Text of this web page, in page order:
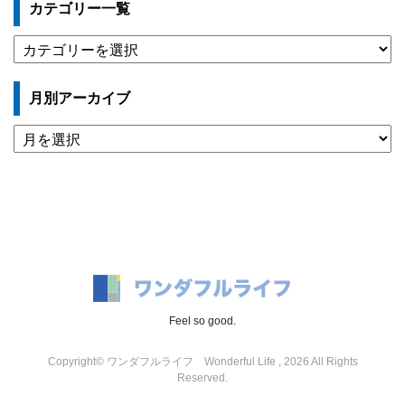
カテゴリー一覧
テ
ゴ
ー
一
覧
月別アーカイブ
月
別
Feel so good.
Copyright© ワンダフルライフ Wonderful Life , 2026 All Rights
Reserved.